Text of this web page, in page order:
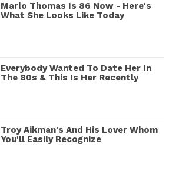
Marlo Thomas Is 86 Now - Here's
What She Looks Like Today
Everybody Wanted To Date Her In
The 80s & This Is Her Recently
Troy Aikman's And His Lover Whom
You'll Easily Recognize